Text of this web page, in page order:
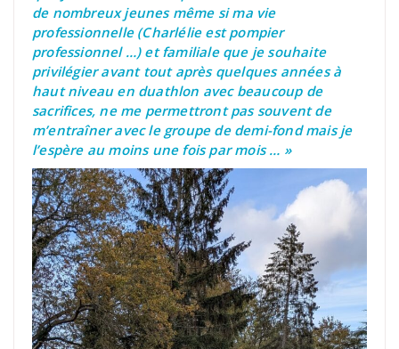
de nombreux jeunes même si ma vie
professionnelle (Charlélie est pompier
professionnel …) et familiale que je souhaite
privilégier avant tout après quelques années à
haut niveau en duathlon avec beaucoup de
sacrifices, ne me permettront pas souvent de
m’entraîner avec le groupe de demi-fond mais je
l’espère au moins une fois par mois … »